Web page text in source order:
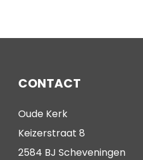
CONTACT
Oude Kerk
Keizerstraat 8
2584 BJ Scheveningen